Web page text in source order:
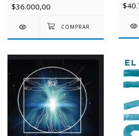
$36.000,00